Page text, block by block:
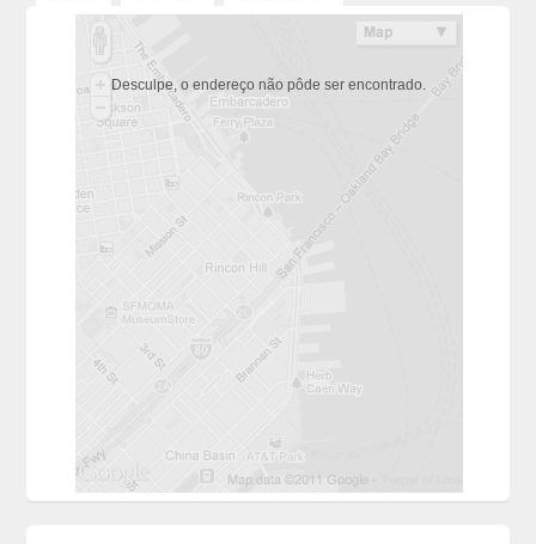
Desculpe, o endereço não pôde ser encontrado.